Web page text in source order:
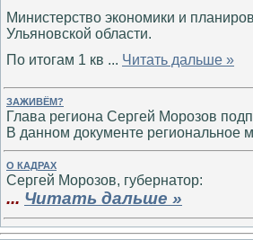
Министерство экономики и
Ульяновской области.
По итогам 1 кв ... Читать дальше »
ЗАЖИВЁМ?
Глава региона Сергей Морозов
В данном документе региональное
О КАДРАХ
Сергей Морозов, губернатор:
... Читать дальше »